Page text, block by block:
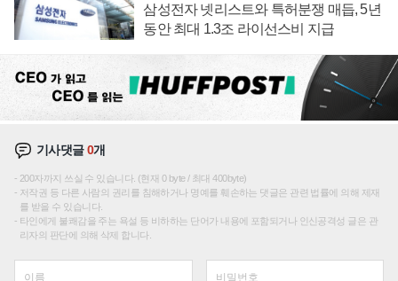
삼성전자 넷리스트와 특허분쟁 매듭, 5년
동안 최대 1.3조 라이선스비 지급
기사댓글0개
200자까지 쓰실 수 있습니다. (현재 0 byte / 최대 400byte)
저작권 등 다른 사람의 권리를 침해하거나 명예를 훼손하는 댓글은 관련 법률에 의해 제재
를 받을 수 있습니다.
타인에게 불쾌감을 주는 욕설 등 비하하는 단어가 내용에 포함되거나 인신공격성 글은 관
리자의 판단에 의해 삭제 합니다.